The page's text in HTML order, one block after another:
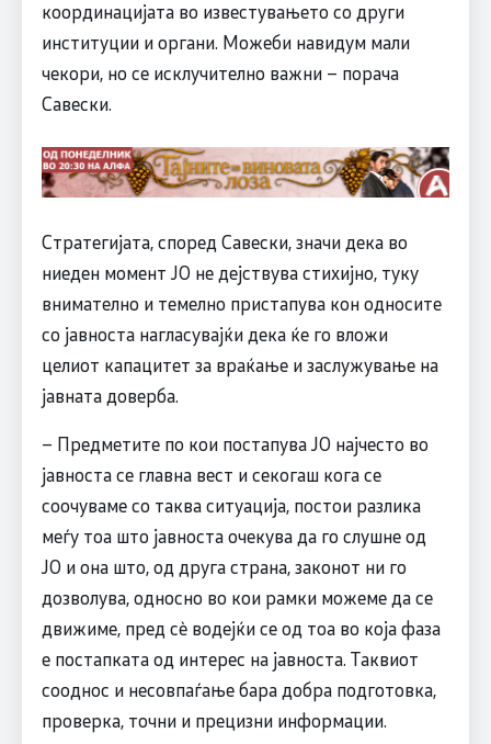
координацијата во известувањето со други
институции и органи. Можеби навидум мали
чекори, но се исклучително важни – порача
Савески.
Стратегијата, според Савески, значи дека во
ниеден момент ЈО не дејствува стихијно, туку
внимателно и темелно пристапува кон односите
со јавноста нагласувајќи дека ќе го вложи
целиот капацитет за враќање и заслужување на
јавната доверба.
– Предметите по кои постапува ЈО најчесто во
јавноста се главна вест и секогаш кога се
соочуваме со таква ситуација, постои разлика
меѓу тоа што јавноста очекува да го слушне од
ЈО и она што, од друга страна, законот ни го
дозволува, односно во кои рамки можеме да се
движиме, пред сè водејќи се од тоа во која фаза
е постапката од интерес на јавноста. Таквиот
сооднос и несовпаѓање бара добра подготовка,
проверка, точни и прецизни информации.